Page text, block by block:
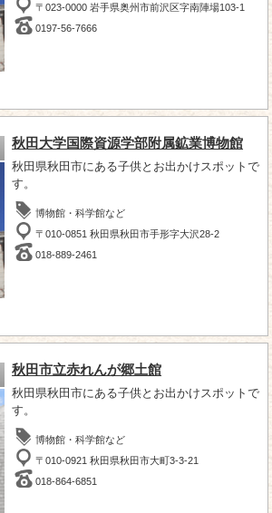
〒023-0000 岩手県奥州市前沢区字南陣場103-1
0197-56-7666
秋田大学国際資源学部附属鉱業博物館
秋田県秋田市にある子供とお出かけスポットで
す。
博物館・科学館など
〒010-0851 秋田県秋田市手形字大沢28-2
018-889-2461
秋田市立赤れんが郷土館
秋田県秋田市にある子供とお出かけスポットで
す。
博物館・科学館など
〒010-0921 秋田県秋田市大町3-3-21
018-864-6851